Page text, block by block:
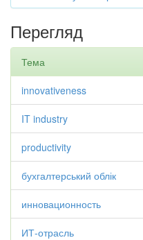
Перегляд
Тема
innovativeness
IT industry
productivity
бухгалтерський облік
инновационность
ИТ-отрасль